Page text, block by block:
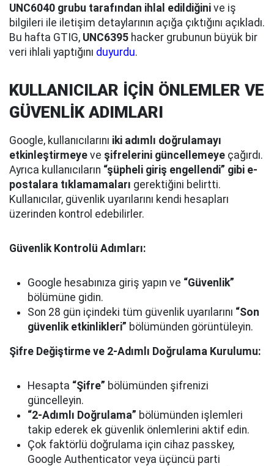
UNC6040 grubu tarafından ihlal edildiğini ve iş
bilgileri ile iletişim detaylarının açığa çıktığını açıkladı.
Bu hafta GTIG, UNC6395 hacker grubunun büyük bir
veri ihlali yaptığını duyurdu.
KULLANICILAR İÇİN ÖNLEMLER VE
GÜVENLİK ADIMLARI
Google, kullanıcılarını iki adımlı doğrulamayı
etkinleştirmeye ve şifrelerini güncellemeye çağırdı.
Ayrıca kullanıcıların “şüpheli giriş engellendi” gibi e-
postalara tıklamamaları gerektiğini belirtti.
Kullanıcılar, güvenlik uyarılarını kendi hesapları
üzerinden kontrol edebilirler.
Güvenlik Kontrolü Adımları:
Google hesabınıza giriş yapın ve “Güvenlik”
bölümüne gidin.
Son 28 gün içindeki tüm güvenlik uyarılarını “Son
güvenlik etkinlikleri” bölümünden görüntüleyin.
Şifre Değiştirme ve 2-Adımlı Doğrulama Kurulumu:
Hesapta “Şifre” bölümünden şifrenizi
güncelleyin.
“2-Adımlı Doğrulama” bölümünden işlemleri
takip ederek ek güvenlik önlemlerini aktif edin.
Çok faktörlü doğrulama için cihaz passkey,
Google Authenticator veya üçüncü parti